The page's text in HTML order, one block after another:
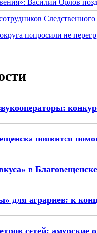
Василий Орлов
попросили не
появится
в
для аграриев: к
сетей: амурские